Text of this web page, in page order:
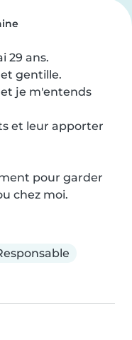
29 ans.
gentille.
je m'entends
et leur apporter
pour garder
chez moi.